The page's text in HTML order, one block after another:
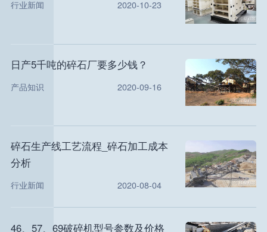
行业新闻 2020-10-23
日产5千吨的碎石厂要多少钱？
产品知识 2020-09-16
碎石生产线工艺流程_碎石加工成本
分析
行业新闻 2020-08-04
46、57、69破碎机型号参数及价格